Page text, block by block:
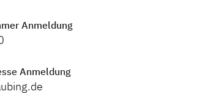
Anmeldung
Anmeldung